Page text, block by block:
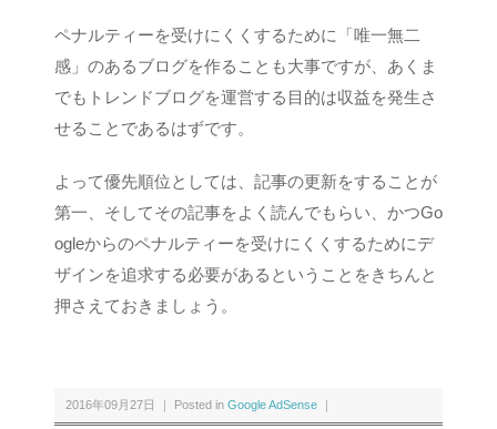
ペナルティーを受けにくくするために「唯一無二
感」のあるブログを作ることも大事ですが、あくま
でもトレンドブログを運営する目的は収益を発生さ
せることであるはずです。
よって優先順位としては、記事の更新をすることが
第一、そしてその記事をよく読んでもらい、かつGo
ogleからのペナルティーを受けにくくするためにデ
ザインを追求する必要があるということをきちんと
押さえておきましょう。
2016年09月27日 ｜ Posted in Google AdSense ｜